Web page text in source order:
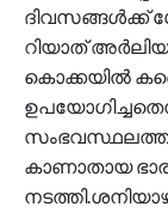
ദിവസങ്ങൾക്ക്
റിയാത്
കൊക്കയിൽ
കാണാതായ